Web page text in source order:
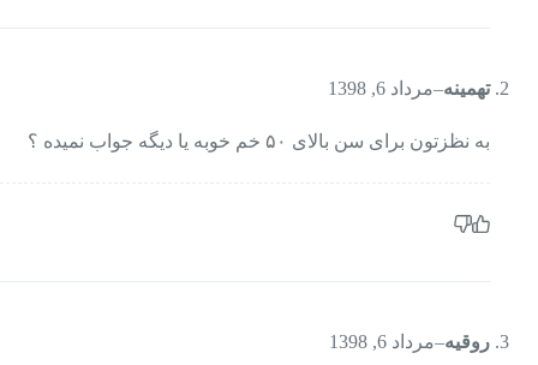
تهمینه–مرداد 6, 1398
به نظزتون برای سن بالای ۵۰ خم خوبه یا دیگه جواب نمیده ؟
روقیه–مرداد 6, 1398